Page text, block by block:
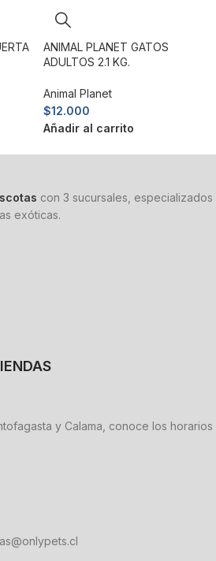
ANIMAL PLANET GATOS
ADULTOS 2.1 KG.
Animal Planet
$12.000
Añadir al carrito
con 3 sucursales, especializados
exóticas.
y Calama, conoce los horarios